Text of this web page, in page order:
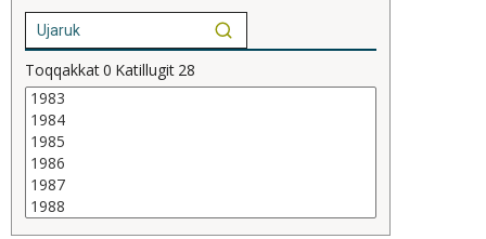
Toqqakkat0 Katillugit 28